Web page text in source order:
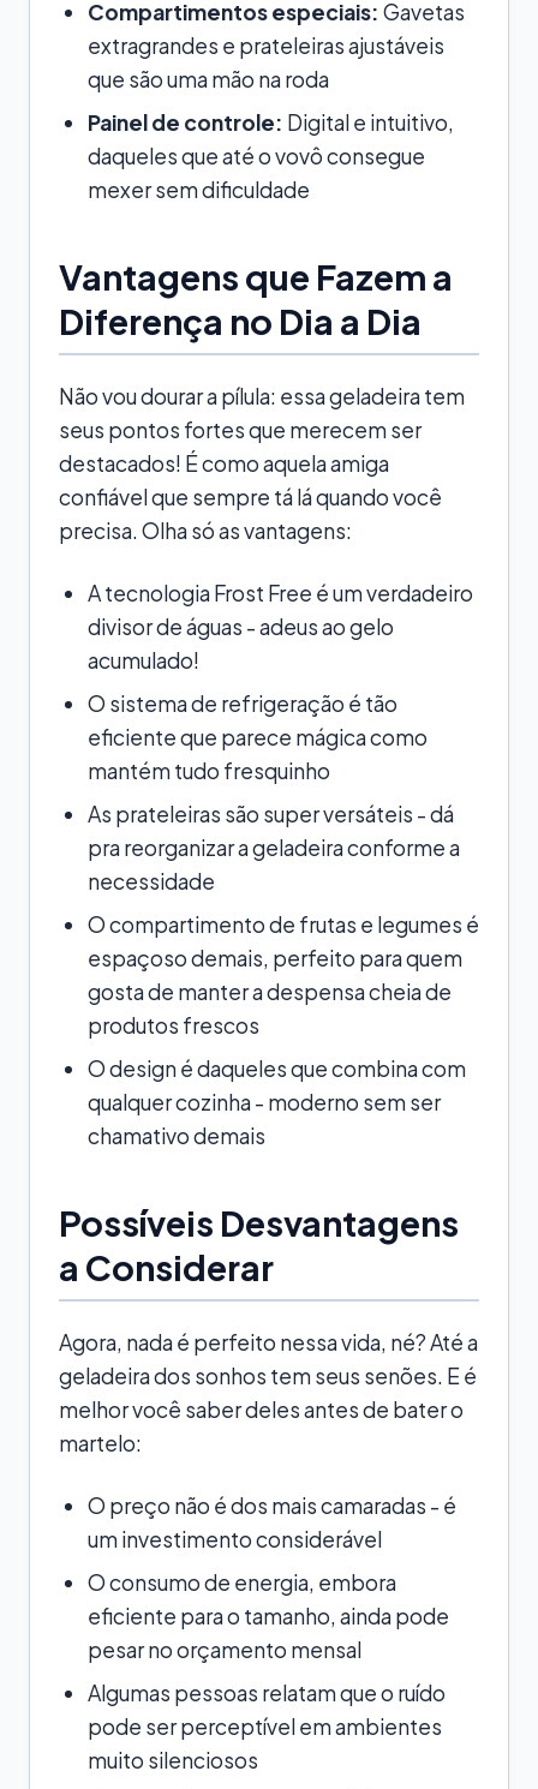
Compartimentos especiais: Gavetas
extragrandes e prateleiras ajustáveis
que são uma mão na roda
Painel de controle: Digital e intuitivo,
daqueles que até o vovô consegue
mexer sem dificuldade
Vantagens que Fazem a
Diferença no Dia a Dia
Não vou dourar a pílula: essa geladeira tem
seus pontos fortes que merecem ser
destacados! É como aquela amiga
confiável que sempre tá lá quando você
precisa. Olha só as vantagens:
A tecnologia Frost Free é um verdadeiro
divisor de águas - adeus ao gelo
acumulado!
O sistema de refrigeração é tão
eficiente que parece mágica como
mantém tudo fresquinho
As prateleiras são super versáteis - dá
pra reorganizar a geladeira conforme a
necessidade
O compartimento de frutas e legumes é
espaçoso demais, perfeito para quem
gosta de manter a despensa cheia de
produtos frescos
O design é daqueles que combina com
qualquer cozinha - moderno sem ser
chamativo demais
Possíveis Desvantagens
a Considerar
Agora, nada é perfeito nessa vida, né? Até a
geladeira dos sonhos tem seus senões. E é
melhor você saber deles antes de bater o
martelo:
O preço não é dos mais camaradas - é
um investimento considerável
O consumo de energia, embora
eficiente para o tamanho, ainda pode
pesar no orçamento mensal
Algumas pessoas relatam que o ruído
pode ser perceptível em ambientes
muito silenciosos